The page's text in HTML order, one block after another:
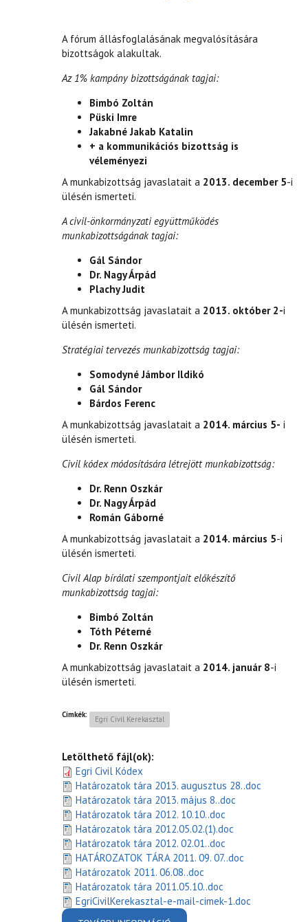
A fórum állásfoglalásának megvalósítására
bizottságok alakultak.
Az 1% kampány bizottságának tagjai:
Bimbó Zoltán
Püski Imre
Jakabné Jakab Katalin
+ a kommunikációs bizottság is
véleményezi
A munkabizottság javaslatait a 2013. december 5-i
ülésén ismerteti.
A civil-önkormányzati együttműködés
munkabizottságának tagjai:
Gál Sándor
Dr. Nagy Árpád
Plachy Judit
A munkabizottság javaslatait a 2013. október 2-i
ülésén ismerteti.
Stratégiai tervezés munkabizottság tagjai:
Somodyné Jámbor Ildikó
Gál Sándor
Bárdos Ferenc
A munkabizottság javaslatait a 2014. március 5- i
ülésén ismerteti.
Civil kódex módosítására létrejött munkabizottság:
Dr. Renn Oszkár
Dr. Nagy Árpád
Román Gáborné
A munkabizottság javaslatait a 2014. március 5-i
ülésén ismerteti.
Civil Alap bírálati szempontjait előkészítő
munkabizottság tagjai:
Bimbó Zoltán
Tóth Péterné
Dr. Renn Oszkár
A munkabizottság javaslatait a 2014. január 8-i
ülésén ismerteti.
Címkék: Egri Civil Kerekasztal
Letölthető fájl(ok):
Egri Civil Kódex
Határozatok tára 2013. augusztus 28..doc
Határozatok tára 2013. május 8..doc
Határozatok tára 2012. 10.10..doc
Határozatok tára 2012.05.02.(1).doc
Határozatok tára 2012. 02.01..doc
HATÁROZATOK TÁRA 2011. 09. 07..doc
Határozatok 2011. 06.08..doc
Határozatok tára 2011.05.10..doc
EgriCivilKerekasztal-e-mail-cimek-1.doc